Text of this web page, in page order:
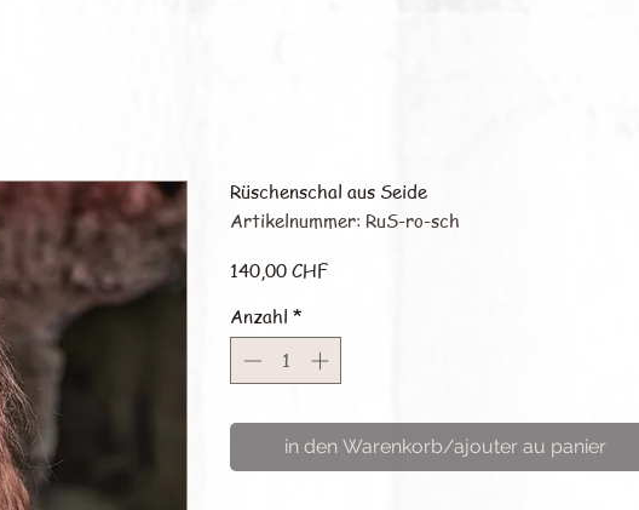
Rüschenschal aus Seide
Artikelnummer: RuS-ro-sch
140,00 CHFPreis
Anzahl *
in den Warenkorb/ajouter au panier